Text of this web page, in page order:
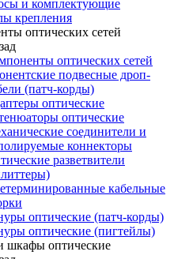
и комплектующие
крепления
оптических сетей
оптических сетей
подвесные дроп-
(патч-корды)
оптические
оптические
соединители и
коннекторы
разветвители
кабельные
оптические (патч-корды)
оптические (пигтейлы)
шкафы оптические